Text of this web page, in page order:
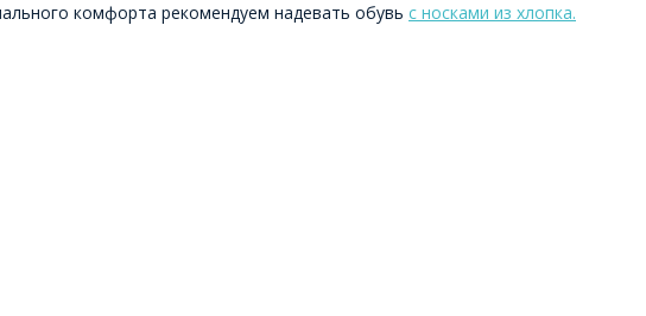
комфорта рекомендуем надевать обувь с носками из хлопка.